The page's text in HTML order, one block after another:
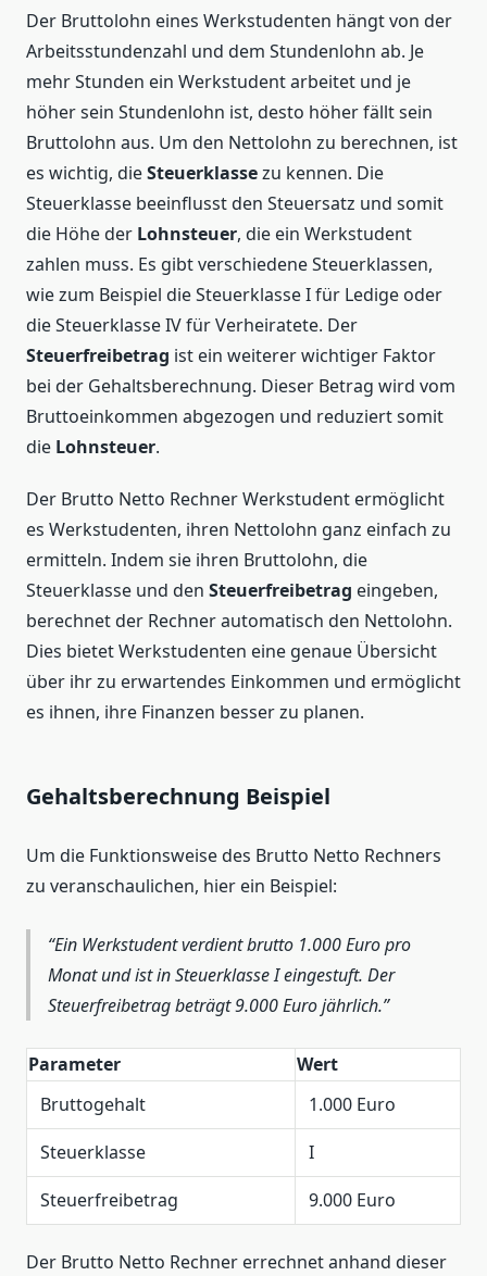
Der Bruttolohn eines Werkstudenten hängt von der
Arbeitsstundenzahl und dem Stundenlohn ab. Je
mehr Stunden ein Werkstudent arbeitet und je
höher sein Stundenlohn ist, desto höher fällt sein
Bruttolohn aus. Um den Nettolohn zu berechnen, ist
es wichtig, dieSteuerklassezu kennen. Die
Steuerklasse beeinflusst den Steuersatz und somit
die Höhe der Lohnsteuer, die ein Werkstudent
zahlen muss. Es gibt verschiedene Steuerklassen,
wie zum Beispiel die Steuerklasse I für Ledige oder
die Steuerklasse IV für Verheiratete. Der
Steuerfreibetrag ist ein weiterer wichtiger Faktor
bei der Gehaltsberechnung. Dieser Betrag wird vom
Bruttoeinkommen abgezogen und reduziert somit
die Lohnsteuer.
Der Brutto Netto Rechner Werkstudent ermöglicht
es Werkstudenten, ihren Nettolohn ganz einfach zu
ermitteln. Indem sie ihren Bruttolohn, die
Steuerklasse und den Steuerfreibetrag eingeben,
berechnet der Rechner automatisch den Nettolohn.
Dies bietet Werkstudenten eine genaue Übersicht
über ihr zu erwartendes Einkommen und ermöglicht
es ihnen, ihre Finanzen besser zu planen.
Gehaltsberechnung Beispiel
Um die Funktionsweise des Brutto Netto Rechners
zu veranschaulichen, hier ein Beispiel:
Ein Werkstudent verdient brutto 1.000 Euro pro
Monat und ist in Steuerklasse I eingestuft. Der
Steuerfreibetrag beträgt 9.000 Euro jährlich.
Parameter
Wert
Bruttogehalt
1.000 Euro
Steuerklasse
I
Steuerfreibetrag
9.000 Euro
Der Brutto Netto Rechner errechnet anhand dieser